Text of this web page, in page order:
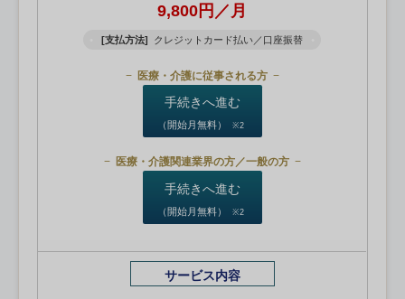
9,800円／月
[支払方法] クレジットカード払い／口座振替
医療・介護に従事される方
手続きへ進む
（開始月無料） ※2
医療・介護関連業界の方／一般の方
手続きへ進む
（開始月無料） ※2
サービス内容